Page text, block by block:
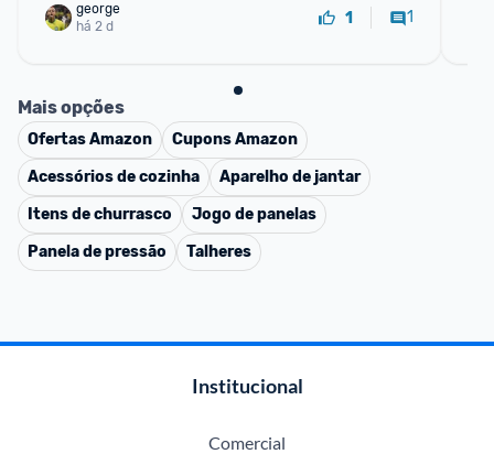
george
há 2 d
1 1
Mais opções
OfertasAmazon CuponsAmazon
Acessórios de cozinha
Aparelho de jantar
Itens de churrasco
Jogo de panelas
Panela de pressão
Talheres
Institucional
Comercial